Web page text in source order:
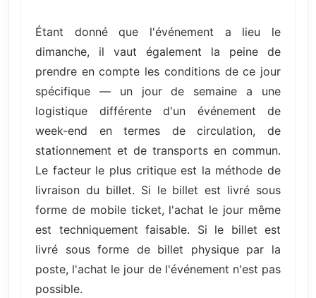
Étant donné que l'événement a lieu le
dimanche, il vaut également la peine de
prendre en compte les conditions de ce jour
spécifique — un jour de semaine a une
logistique différente d'un événement de
week-end en termes de circulation, de
stationnement et de transports en commun.
Le facteur le plus critique est la méthode de
livraison du billet. Si le billet est livré sous
forme de mobile ticket, l'achat le jour même
est techniquement faisable. Si le billet est
livré sous forme de billet physique par la
poste, l'achat le jour de l'événement n'est pas
possible.